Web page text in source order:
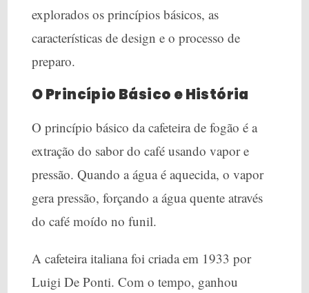
explorados os princípios básicos, as
características de design e o processo de
preparo.
O Princípio Básico e História
O princípio básico da cafeteira de fogão é a
extração do sabor do café usando vapor e
pressão. Quando a água é aquecida, o vapor
gera pressão, forçando a água quente através
do café moído no funil.
A cafeteira italiana foi criada em 1933 por
Luigi De Ponti. Com o tempo, ganhou